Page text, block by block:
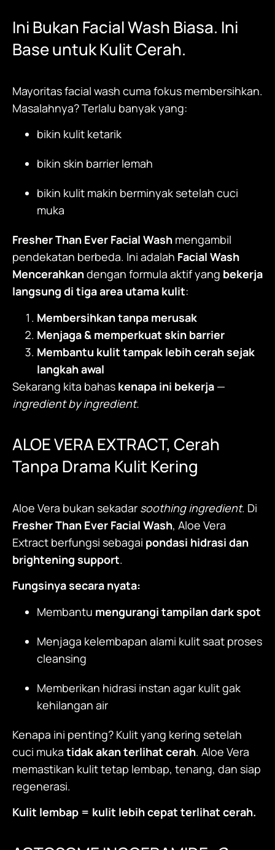
Ini Bukan Facial Wash Biasa. Ini
Base untuk Kulit Cerah.
Mayoritas facial wash cuma fokus membersihkan.
Masalahnya? Terlalu banyak yang:
bikin kulit ketarik
bikin skin barrier lemah
bikin kulit makin berminyak setelah cuci
muka
Fresher Than Ever Facial Wash mengambil
pendekatan berbeda. Ini adalah Facial Wash
Mencerahkandengan formula aktif yang bekerja
langsung di tiga area utama kulit:
Membersihkan tanpa merusak
Menjaga & memperkuat skin barrier
Membantu kulit tampak lebih cerah sejak
langkah awal
Sekarang kita bahas kenapa ini bekerja —
ingredient by ingredient.
ALOE VERA EXTRACT, Cerah
Tanpa Drama Kulit Kering
Aloe Vera bukan sekadar soothing ingredient. Di
Fresher Than Ever Facial Wash, Aloe Vera
Extract berfungsi sebagai pondasi hidrasi dan
brightening support.
Fungsinya secara nyata:
Membantu mengurangi tampilan dark spot
Menjaga kelembapan alami kulit saat proses
cleansing
Memberikan hidrasi instan agar kulit gak
kehilangan air
Kenapa ini penting? Kulit yang kering setelah
cuci muka tidak akan terlihat cerah. Aloe Vera
memastikan kulit tetap lembap, tenang, dan siap
regenerasi.
Kulit lembap = kulit lebih cepat terlihat cerah.